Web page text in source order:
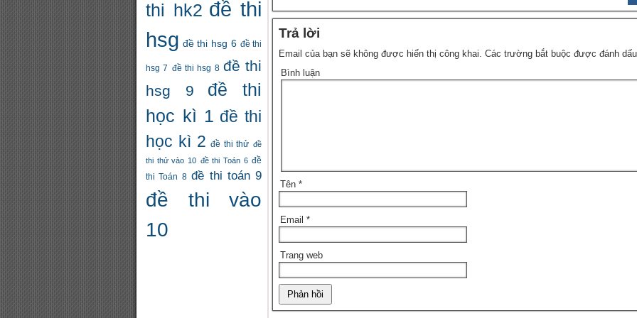
thi hk2 đề thi
hsg đề thi hsg 6 đề thi
hsg 7 đề thi hsg 8 đề thi
hsg 9
đề thi
học kì 1 đề thi
học kì 2 đề thi thử đề
thi thử vào 10 đề thi Toán 6 đề
thi Toán 8 đề thi toán 9
đề thi vào
10
Trả lời
Email của bạn sẽ không được hiển thị công khai. Các trường bắt buộc được đánh
Bình luận
Tên*
Email*
Trang web